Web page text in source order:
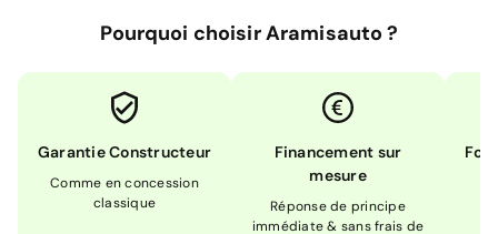
Pourquoi choisir Aramisauto ?
Garantie Constructeur
Comme en concession
classique
Financement sur
mesure
Réponse de principe
immédiate & sans frais de